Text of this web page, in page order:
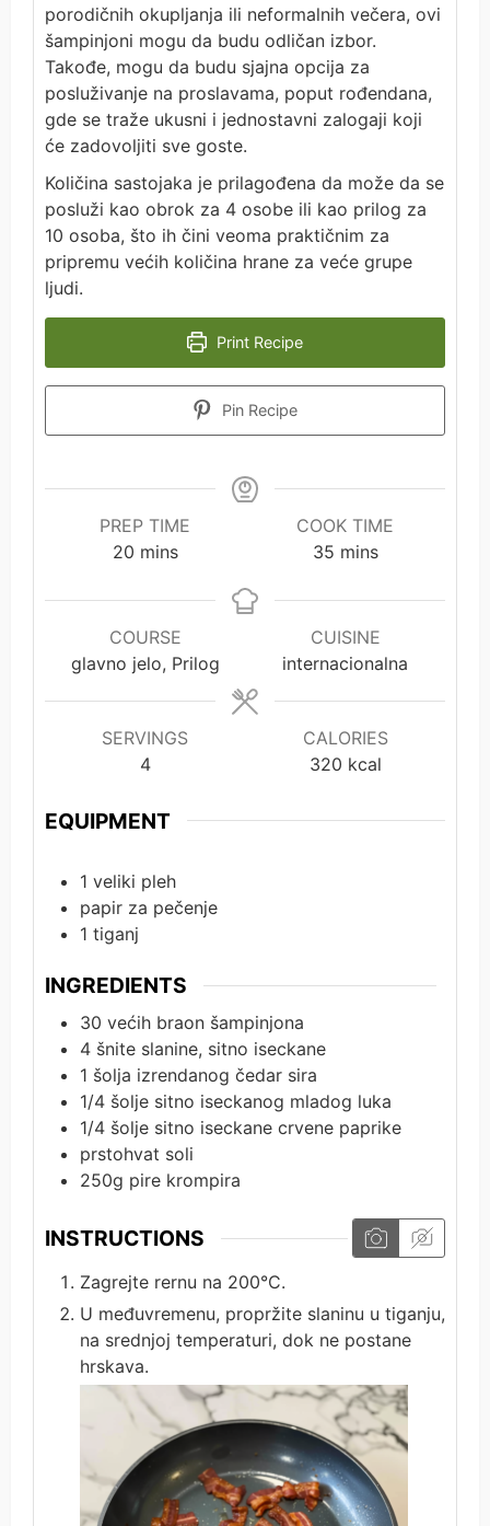
porodičnih okupljanja ili neformalnih večera, ovi
šampinjoni mogu da budu odličan izbor.
Takođe, mogu da budu sjajna opcija za
posluživanje na proslavama, poput rođendana,
gde se traže ukusni i jednostavni zalogaji koji
će zadovoljiti sve goste.
Količina sastojaka je prilagođena da može da se
posluži kao obrok za 4 osobe ili kao prilog za
10 osoba, što ih čini veoma praktičnim za
pripremu većih količina hrane za veće grupe
ljudi.
Print Recipe
Pin Recipe
PREP TIME
20minutes
mins
COOK TIME
35minutes
mins
COURSE
glavno jelo, Prilog
CUISINE
internacionalna
SERVINGS
4
CALORIES
320 kcal
EQUIPMENT
1 veliki pleh
papir za pečenje
1 tiganj
INGREDIENTS
30 većih braon šampinjona
4 šnite slanine, sitno iseckane
1 šolja izrendanog čedar sira
1/4 šolje sitno iseckanog mladog luka
1/4 šolje sitno iseckane crvene paprike
prstohvat soli
250g pire krompira
INSTRUCTIONS
Zagrejte rernu na 200°C.
U međuvremenu, propržite slaninu u tiganju,
na srednjoj temperaturi, dok ne postane
hrskava.